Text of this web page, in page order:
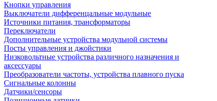
Кнопки управления
Выключатели дифференцальные модульные
Источники питания, трансформаторы
Переключатели
Дополнительные устройства модульной системы
Посты управления и джойстики
Низковольтные устройства различного назначения и
аксессуары
Преобразователи частоты, устройства плавного пуска
Сигнальные колонны
Датчики/сенсоры